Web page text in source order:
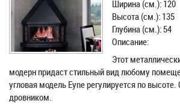
Ширина (см.): 120
Высота (см.): 135
Глубина (см.): 54
Описание:
Этот
модерн придаст стильный вид любому
угловая модель Eyne регулируется по
дровником.